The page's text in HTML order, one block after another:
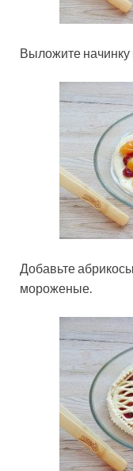
Выложите начинку
Добавьте
мороженые.